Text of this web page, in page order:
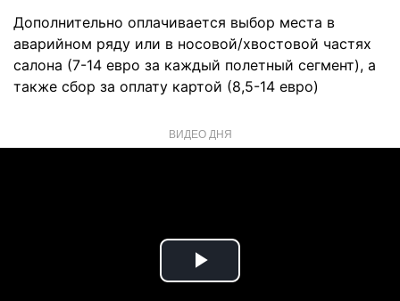
Дополнительно оплачивается выбор места в
аварийном ряду или в носовой/хвостовой частях
салона (7-14 евро за каждый полетный сегмент), а
также сбор за оплату картой (8,5-14 евро)
ВИДЕО ДНЯ
Play